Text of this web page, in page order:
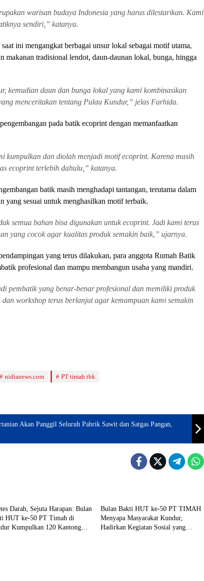
warisan budaya Indonesia yang harus dilestarikan. Kami
sendiri,” katanya.
ini mengangkat berbagai unsur lokal sebagai motif utama,
makanan tradisional lendot, daun-daunan lokal, bunga, hingga
kemudian daun dan bunga lokal yang kami kombinasikan
menceritakan tentang Pulau Kundur,” jelas Farhida.
pada batik ecoprint dengan memanfaatkan
kumpulkan dan diolah menjadi motif ecoprint. Karena masih
ecoprint terlebih dahulu,” katanya.
batik masih menghadapi tantangan, terutama dalam
yang sesuai untuk menghasilkan motif terbaik.
semua bahan bisa digunakan untuk ecoprint. Jadi kami terus
yang cocok agar kualitas produk semakin baik,” ujarnya.
yang terus dilakukan, para anggota Rumah Batik
profesional dan mampu membangun usaha yang mandiri.
pembatik yang benar-benar profesional dan memiliki produk
workshop terus berlanjut agar kemampuan kami semakin
nidianews.com PT timah tbk
Akan Panggil Seluruh Pabrik Sawit dan Satgas Pangan,
Darah, Sejuta Harapan: Bulan
HUT ke-50 PT Timah di
Kumpulkan 120 Kantong
Bulan Bakti HUT ke-50 PT TIMAH
Menyapa Masyarakat Kundur,
Hadirkan Kegiatan Sosial yang